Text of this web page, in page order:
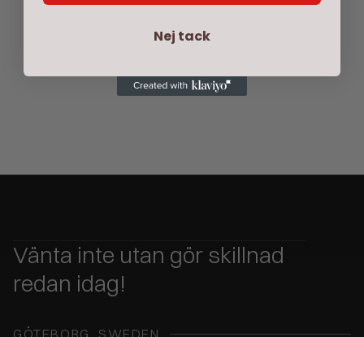
beautiful plants for your home
Vänta inte utan gör skillnad
redan idag!
Nej tack